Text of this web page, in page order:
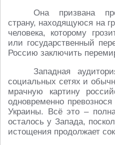
Она призвана
страну, находящуюся на
человека, которому
или государственный
Россию заключить
Западная
социальных сетях и
мрачную картину
одновременно
Украины. Всё это –
осталось у Запада,
истощения продолжает